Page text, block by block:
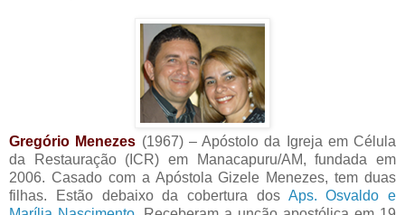
Gregório Menezes (1967) – Apóstolo da Igreja em Célula
da Restauração (ICR) em Manacapuru/AM, fundada em
2006. Casado com a Apóstola Gizele Menezes, tem duas
filhas. Estão debaixo da cobertura dos Aps. Osvaldo e